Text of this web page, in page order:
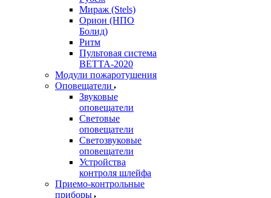
Мираж (Stels)
Орион (НПО
Болид)
Ритм
Пультовая система
ВЕТТА-2020
Модули пожаротушения
Оповещатели
Звуковые
оповещатели
Световые
оповещатели
Светозвуковые
оповещатели
Устройства
контроля шлейфа
Приемо-контрольные
приборы